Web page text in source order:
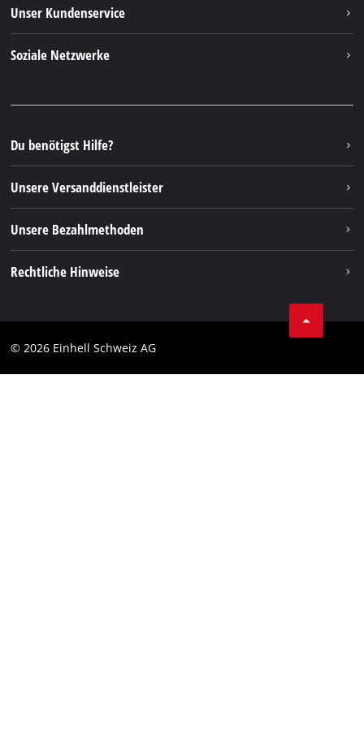
Einhell Germany AG
Unser Kundenservice
Soziale Netzwerke
Instagram
TikTok
Pinterest
Du benötigst Hilfe?
Unsere Versanddienstleister
Unsere Bezahlmethoden
Rechtliche Hinweise
Impressum
© 2026 Einhell Schweiz AG